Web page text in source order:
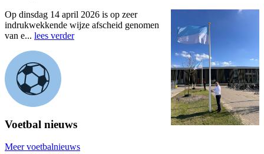
Op dinsdag 14 april 2026 is op zeer
indrukwekkende wijze afscheid genomen
van e... lees verder
Voetbal nieuws
Meer voetbalnieuws